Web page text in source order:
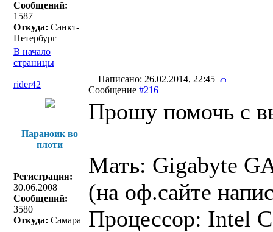
Сообщений:
1587
Откуда: Санкт-
Петербург
В начало
страницы
rider42
Написано: 26.02.2014, 22:45
Сообщение #216
Параноик во
плоти
Регистрация:
30.06.2008
Сообщений:
3580
Откуда: Самара
Прошу помочь с
Мать: Gigabyte
(на оф.сайте
Процессор: Intel